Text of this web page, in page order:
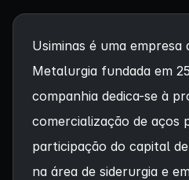
Usiminas é uma empresa
Metalurgia fundada em
companhia dedica-se à
comercialização de aços
participação do capital
na área de siderurgia e